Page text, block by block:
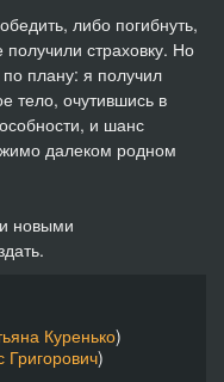
20:25
21:57
либо погибнуть,
страховку. Но
плану: я получил
тело, очутившись в
и шанс
далеком родном
новыми
Куренько)
Григорович)